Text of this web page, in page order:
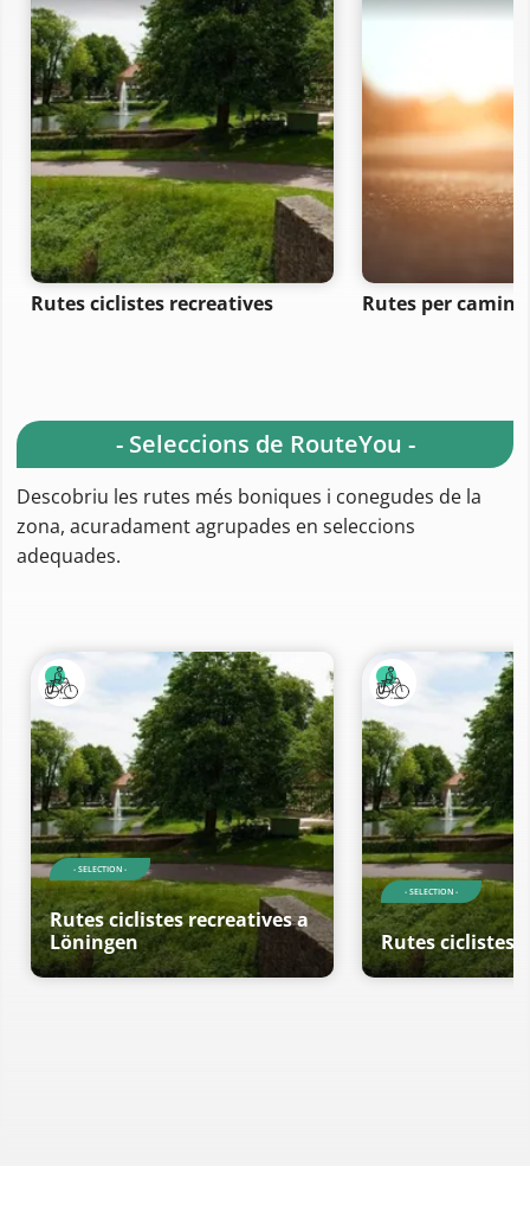
Rutes ciclistes recreatives Rutes per
- Seleccions de RouteYou -
Descobriu les rutes més boniques i conegudes de la
zona, acuradament agrupades en seleccions
adequades.
- SELECTION -
Rutes ciclistes recreatives a
Löningen
- SELECTION -
Rutes ciclistes